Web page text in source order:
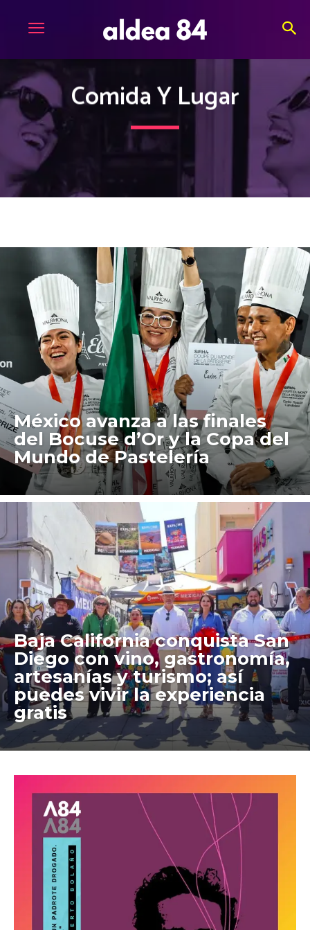
Comida Y Lugar
México avanza a las finales
del Bocuse d’Or y la Copa del
Mundo de Pastelería
Baja California conquista San
Diego con vino, gastronomía,
artesanías y turismo; así
puedes vivir la experiencia
gratis